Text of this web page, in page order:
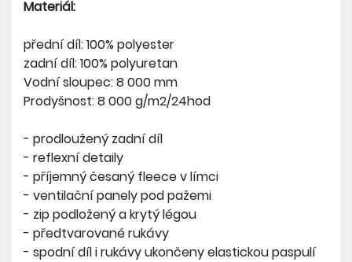
Materiál:
přední díl: 100% polyester
zadní díl: 100% polyuretan
Vodní sloupec: 8 000 mm
Prodyšnost: 8 000 g/m2/24hod
- prodloužený zadní díl
- reflexní detaily
- příjemný česaný fleece v límci
- ventilační panely pod pažemi
- zip podložený a krytý légou
- předtvarované rukávy
- spodní díl i rukávy ukončeny elastickou paspulí